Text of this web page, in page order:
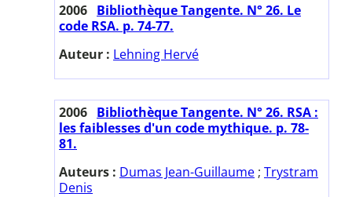
2006 Bibliothèque Tangente. N° 26. Le
code RSA. p. 74-77.
Auteur : Lehning Hervé
2006 Bibliothèque Tangente. N° 26. RSA :
les faiblesses d'un code mythique. p. 78-
81.
Auteurs : Dumas Jean-Guillaume ; Trystram
Denis